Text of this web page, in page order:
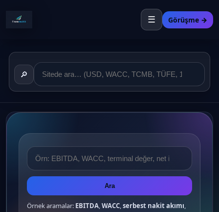
☰ Görüşme →
🔎
Ara
Örnek aramalar: EBITDA,WACC,serbest nakit akımı,